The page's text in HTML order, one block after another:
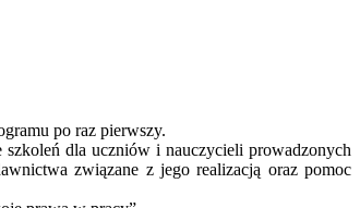
po raz pierwszy.
szkoleń dla uczniów i nauczycieli prowadzonych
związane z jego realizacją oraz pomoc